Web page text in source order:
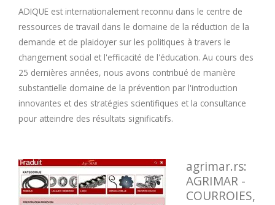
Y
Z
ADIQUE est internationalement reconnu dans le centre de
ressources de travail dans le domaine de la réduction de la
demande et de plaidoyer sur les politiques à travers le
changement social et l'efficacité de l'éducation. Au cours des
25 dernières années, nous avons contribué de manière
substantielle domaine de la prévention par l'introduction
innovantes et des stratégies scientifiques et la consultance
pour atteindre des résultats significatifs.
agrimar.rs:
AGRIMAR -
COURROIES,